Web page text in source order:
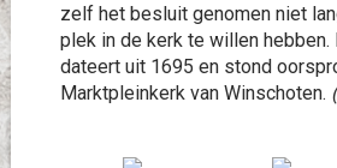
zelf het besluit genomen niet
plek in de kerk te willen
dateert uit 1695 en stond
Marktpleinkerk van Winschoten.